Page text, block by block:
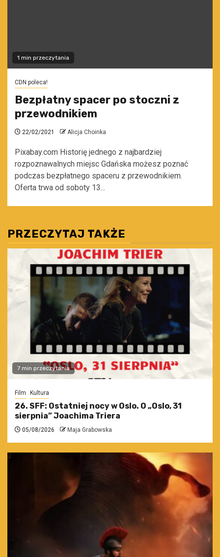
1 min przeczytania
CDN poleca!
Bezpłatny spacer po stoczni z
przewodnikiem
22/02/2021 Alicja Choinka
Pixabay.com Historię jednego z najbardziej
rozpoznawalnych miejsc Gdańska możesz poznać
podczas bezpłatnego spaceru z przewodnikiem.
Oferta trwa od soboty 13...
PRZECZYTAJ TAKŻE
7 min przeczytania
Film Kultura
26. SFF: Ostatniej nocy w Oslo. O „Oslo, 31
sierpnia” Joachima Triera
05/08/2026 Maja Grabowska